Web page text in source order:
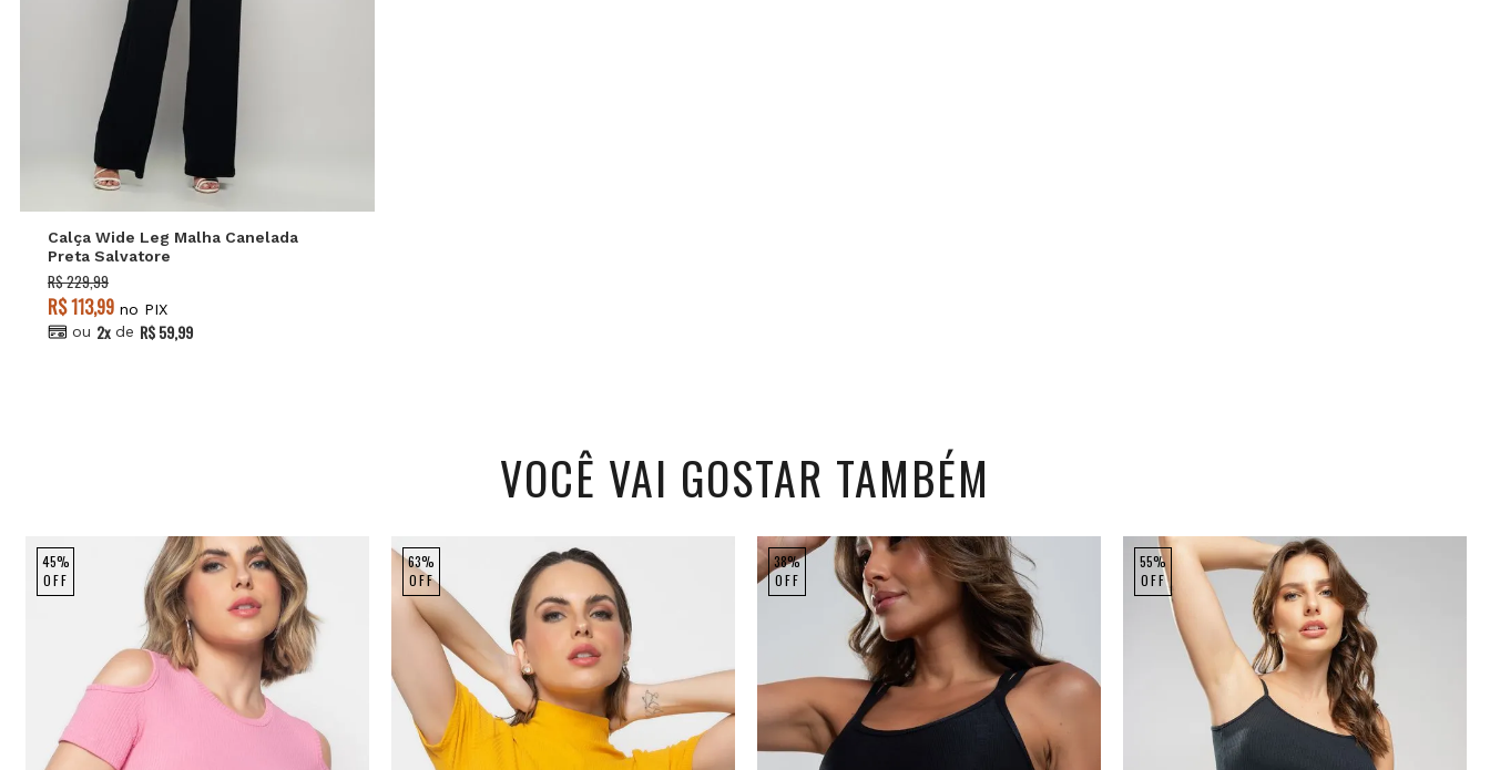
Calça Wide Leg Malha Canelada
Preta Salvatore
R$ 229,99
R$ 113,99 no PIX
ou 2x de R$ 59,99
VOCÊ VAI GOSTAR TAMBÉM
45%
OFF
63%
OFF
38%
OFF
55%
OFF